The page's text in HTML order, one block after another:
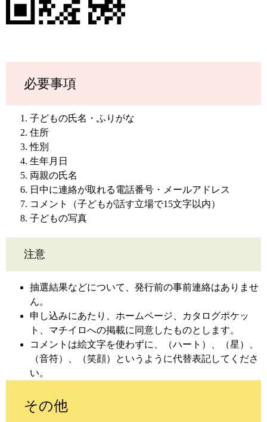
必要事項
子どもの氏名・ふりがな
住所
性別
生年月日
両親の氏名
日中に連絡が取れる電話番号・メールアドレス
コメント（子どもが話す立場で15文字以内）
子どもの写真
注意
抽選結果などについて、発行前の事前連絡はありませ
ん。
申し込みにあたり、ホームページ、カタログポケッ
ト、マチイロへの掲載に同意したものとします。
コメントは絵文字を使わずに、（ハート）、（星）、
（音符）、（笑顔）というように代替表記してくださ
い。
その他